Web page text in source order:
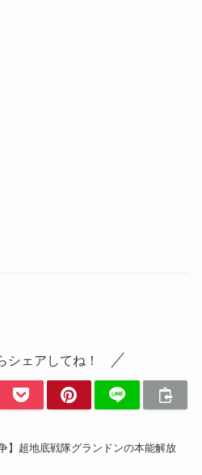
シェアしてね！
】超地底戦隊グランドンの本能解放